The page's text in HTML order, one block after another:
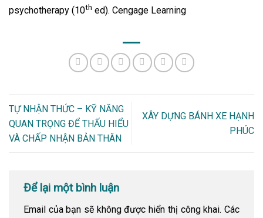
psychotherapy (10th ed). Cengage Learning
TỰ NHẬN THỨC – KỸ NĂNG
QUAN TRỌNG ĐỂ THẤU HIỂU
VÀ CHẤP NHẬN BẢN THÂN
XÂY DỰNG BÁNH XE HẠNH
PHÚC
Để lại một bình luận
Email của bạn sẽ không được hiển thị công khai. Các